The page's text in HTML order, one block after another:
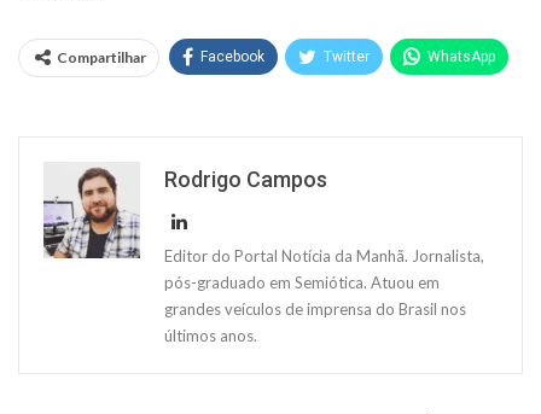
Compartilhar Facebook Twitter WhatsApp
Rodrigo Campos
Editor do Portal Notícia da Manhã. Jornalista,
pós-graduado em Semiótica. Atuou em
grandes veículos de imprensa do Brasil nos
últimos anos.